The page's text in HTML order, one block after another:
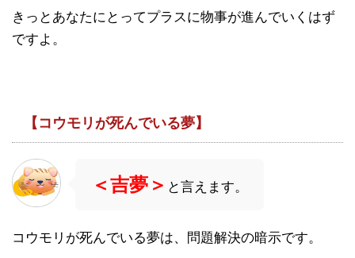
きっとあなたにとってプラスに物事が進んでいくはず
ですよ。
【コウモリが死んでいる夢】
＜吉夢＞ と言えます。
コウモリが死んでいる夢は、問題解決の暗示です。